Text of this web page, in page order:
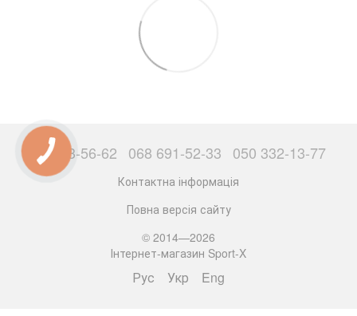
063 503-56-62 068 691-52-33 050 332-13-77
Контактна інформація
Повна версія сайту
© 2014—2026
Інтернет-магазин Sport-X
Рус Укр Eng